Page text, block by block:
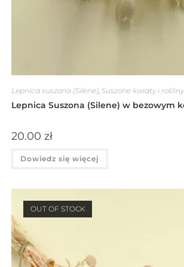
Lepnica suszona (Silene), Suszone kwiaty i rośliny
Lepnica Suszona (Silene) w bezowym
20.00 zł
Dowiedz się więcej
OUT OF STOCK